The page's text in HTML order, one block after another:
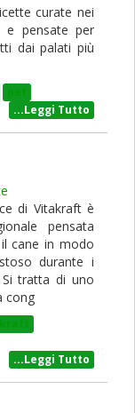
curate nei
e pensate per
dai palati più
pet
...Leggi Tutto
di Vitakraft è
pensata
cane in modo
durante i
tratta di uno
cong
...Leggi Tutto